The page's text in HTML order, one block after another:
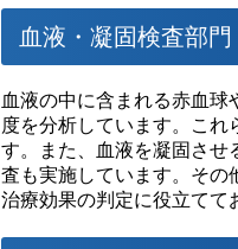
血液・凝固検査部門
血液の中に含まれる赤血
度を分析しています。これ
す。また、血液を凝固させ
査も実施しています。その
治療効果の判定に役立てて